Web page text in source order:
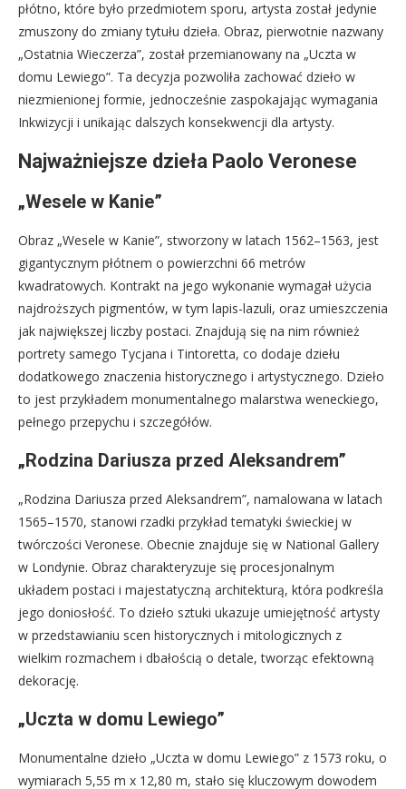
płótno, które było przedmiotem sporu, artysta został jedynie
zmuszony do zmiany tytułu dzieła. Obraz, pierwotnie nazwany
„Ostatnia Wieczerza”, został przemianowany na „Uczta w
domu Lewiego”. Ta decyzja pozwoliła zachować dzieło w
niezmienionej formie, jednocześnie zaspokajając wymagania
Inkwizycji i unikając dalszych konsekwencji dla artysty.
Najważniejsze dzieła Paolo Veronese
„Wesele w Kanie”
Obraz „Wesele w Kanie”, stworzony w latach 1562–1563, jest
gigantycznym płótnem o powierzchni 66 metrów
kwadratowych. Kontrakt na jego wykonanie wymagał użycia
najdroższych pigmentów, w tym lapis-lazuli, oraz umieszczenia
jak największej liczby postaci. Znajdują się na nim również
portrety samego Tycjana i Tintoretta, co dodaje dziełu
dodatkowego znaczenia historycznego i artystycznego. Dzieło
to jest przykładem monumentalnego malarstwa weneckiego,
pełnego przepychu i szczegółów.
„Rodzina Dariusza przed Aleksandrem”
„Rodzina Dariusza przed Aleksandrem”, namalowana w latach
1565–1570, stanowi rzadki przykład tematyki świeckiej w
twórczości Veronese. Obecnie znajduje się w National Gallery
w Londynie. Obraz charakteryzuje się procesjonalnym
układem postaci i majestatyczną architekturą, która podkreśla
jego doniosłość. To dzieło sztuki ukazuje umiejętność artysty
w przedstawianiu scen historycznych i mitologicznych z
wielkim rozmachem i dbałością o detale, tworząc efektowną
dekorację.
„Uczta w domu Lewiego”
Monumentalne dzieło „Uczta w domu Lewiego” z 1573 roku, o
wymiarach 5,55 m x 12,80 m, stało się kluczowym dowodem